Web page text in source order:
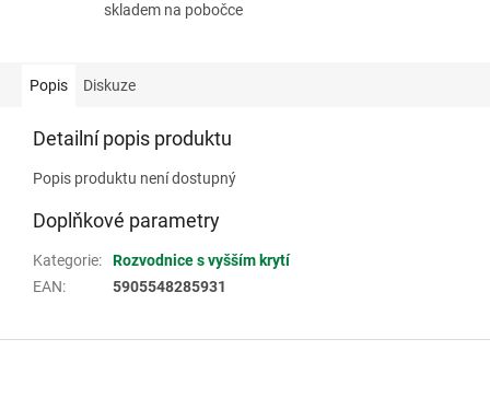
skladem na pobočce
Popis Diskuze
Detailní popis produktu
Popis produktu není dostupný
Doplňkové parametry
Kategorie:
Rozvodnice s vyšším krytí
EAN: 5905548285931